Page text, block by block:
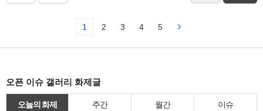
1 2 3 4 5
오픈 이슈 갤러리 화제글
오늘의 화제 주간 월간 이슈